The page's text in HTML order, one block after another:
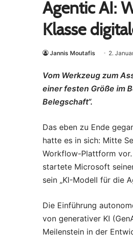
Agentic AI:
Klasse
Jannis Moutafis 2.
Vom Werkzeug zum
einer festen Größe im
Belegschaft“.
Das eben zu Ende
hatte es in sich: Mitte
Workflow-Plattform
startete Microsoft
sein „KI-Modell für die
Die Einführung
von generativer KI
Meilenstein in der